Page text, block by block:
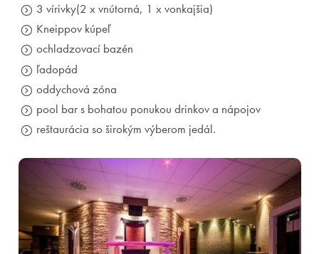
3 vírivky(2 x vnútorná, 1 x vonkajšia)
Kneippov kúpeľ
ochladzovací bazén
ľadopád
oddychová zóna
pool bar s bohatou ponukou drinkov a nápojov
reštaurácia so širokým výberom jedál.